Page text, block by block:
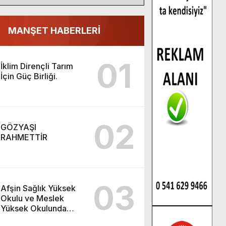
MANŞET HABERLERİ
İklim Dirençli Tarım
İçin Güç Birliği.
01
GÖZYAŞI
RAHMETTİR
02
Afşin Sağlık Yüksek
Okulu ve Meslek
Yüksek Okulunda
03